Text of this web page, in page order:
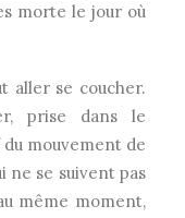
morte le jour où
aller se coucher.
prise dans le
mouvement de
ne se suivent pas
même moment,